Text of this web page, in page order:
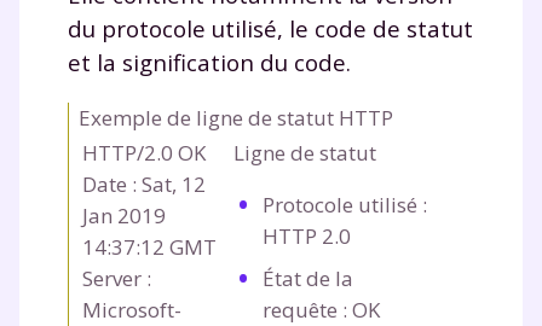
du protocole utilisé, le code de statut
et la signification du code.
Exemple de ligne de statut HTTP
HTTP/2.0 OK
Date : Sat, 12
Jan 2019
14:37:12 GMT
Server :
Microsoft-
Ligne de statut
Protocole utilisé :
HTTP 2.0
État de la
requête : OK
Unespace dédié aux parentspour
suivre les progrès
la Terminale
Des profs expérimentés disponibles
à la demande par tchat, audio ou
vidéo